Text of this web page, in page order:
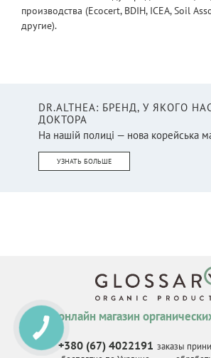
производства (Ecocert, BDIH, ICEA, Soil
другие).
DR.ALTHEA: БРЕНД, У ЯКОГО
ДОКТОРА
На нашій полиці — нова корейська
УЗНАТЬ БОЛЬШЕ
онлайн магазин
+380 (67) 4022191 заказы
КНОПКА
СВЯЗИ